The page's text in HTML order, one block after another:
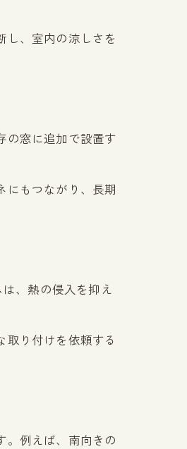
し、室内の涼しさを
の窓に追加で設置す
にもつながり、長期
、熱の侵入を抑え
り付けを依頼する
。例えば、南向きの